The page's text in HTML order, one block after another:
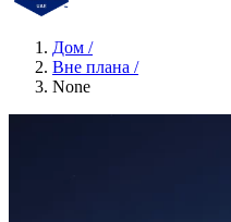
Дом /
Вне плана /
None